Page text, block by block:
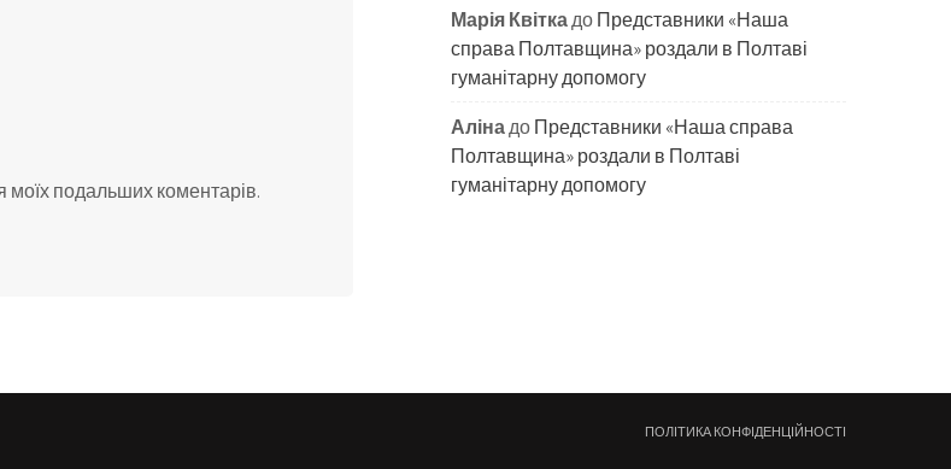
моїх подальших коментарів.
Марія КвіткадоПредставники «Наша
справа Полтавщина» роздали в Полтаві
гуманітарну допомогу
АлінадоПредставники «Наша справа
Полтавщина» роздали в Полтаві
гуманітарну допомогу
ПОЛІТИКА КОНФІДЕНЦІЙНОСТІ